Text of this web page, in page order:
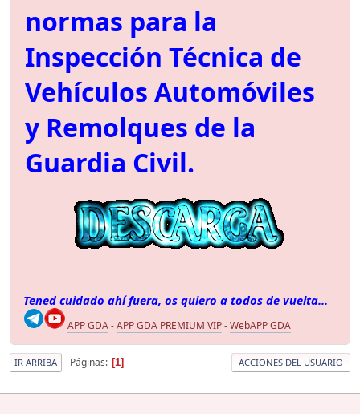
normas para la
Inspección Técnica de
Vehículos Automóviles
y Remolques de la
Guardia Civil.
Tened cuidado ahí fuera, os quiero a todos de vuelta...
APP GDA-APP GDA PREMIUM VIP-WebAPP GDA
IR ARRIBA Páginas 1 ACCIONES DEL USUARIO